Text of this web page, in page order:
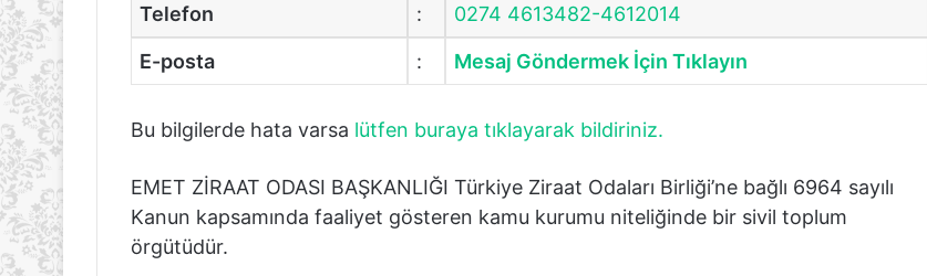
Telefon : 0274 4613482-4612014
E-posta : Mesaj Göndermek İçin Tıklayın
Bu bilgilerde hata varsa lütfen buraya tıklayarak bildiriniz.
EMET ZİRAAT ODASI BAŞKANLIĞI Türkiye Ziraat Odaları Birliği’ne bağlı 6964 sayılı
Kanun kapsamında faaliyet gösteren kamu kurumu niteliğinde bir sivil toplum
örgütüdür.